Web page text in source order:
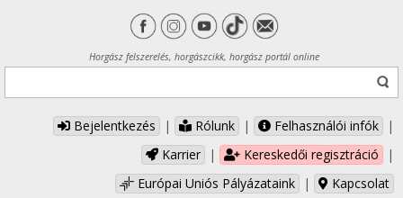
Horgász felszerelés, horgászcikk, horgász portál online
Bejelentkezés | Rólunk | Felhasználói infók
|
Karrier
| Kereskedői regisztráció
|
Európai Uniós Pályázataink
| Kapcsolat